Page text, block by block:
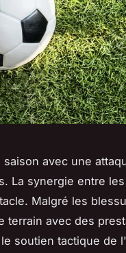
avec une
La synergie entre
Malgré les
terrain avec des
soutien tactique de